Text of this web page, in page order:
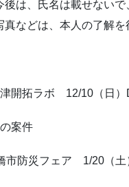
後は、氏名は載せない
真などは、本人の了解を
開拓ラボ 12/10（日）
案件
市防災フェア 1/20（土